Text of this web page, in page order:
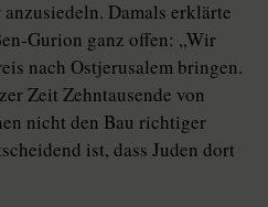
Damals erklärte
Gurion ganz offen: „Wir
nach Ostjerusalem bringen.
Zeit Zehntausende von
nicht den Bau richtiger
ist, dass Juden dort